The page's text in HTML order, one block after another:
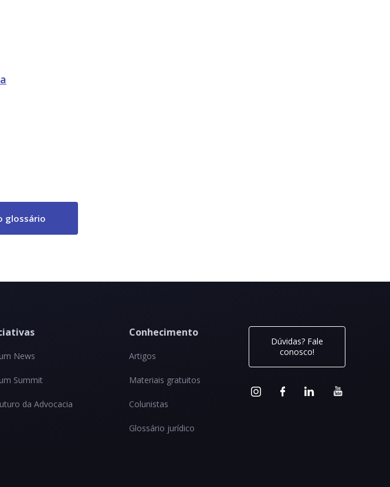
glossário
News
Summit
da Advocacia
Conhecimento
Artigos
Materiais gratuitos
Colunistas
Glossário jurídico
Dúvidas? Fale
conosco!